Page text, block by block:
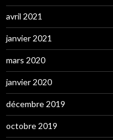
avril 2021
janvier 2021
mars 2020
janvier 2020
décembre 2019
octobre 2019